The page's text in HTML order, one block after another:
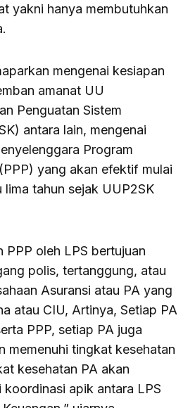
yakni hanya membutuhkan
mengenai kesiapan
amanat UU
Penguatan Sistem
antara lain, mengenai
Program
yang akan efektif mulai
tahun sejak UUP2SK
PPP oleh LPS bertujuan
polis, tertanggung, atau
Asuransi atau PA yang
atau CIU, Artinya, Setiap PA
PPP, setiap PA juga
memenuhi tingkat kesehatan
kesehatan PA akan
koordinasi apik antara LPS